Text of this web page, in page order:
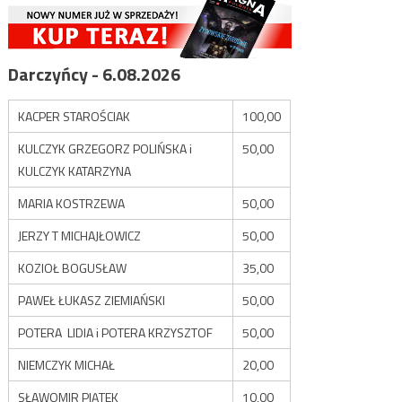
Darczyńcy - 6.08.2026
KACPER STAROŚCIAK
100,00
KULCZYK GRZEGORZ POLIŃSKA i
KULCZYK KATARZYNA
50,00
MARIA KOSTRZEWA
50,00
JERZY T MICHAJŁOWICZ
50,00
KOZIOŁ BOGUSŁAW
35,00
PAWEŁ ŁUKASZ ZIEMIAŃSKI
50,00
POTERA LIDIA i POTERA KRZYSZTOF
50,00
NIEMCZYK MICHAŁ
20,00
SŁAWOMIR PIĄTEK
10,00